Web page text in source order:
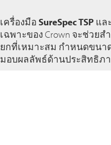
เครื่องมือ SureSpec TSP แล
เฉพาะของ Crown จะช่วย
ยกที่เหมาะสม กำหนดขนา
มอบผลลัพธ์ด้านประสิทธิภ